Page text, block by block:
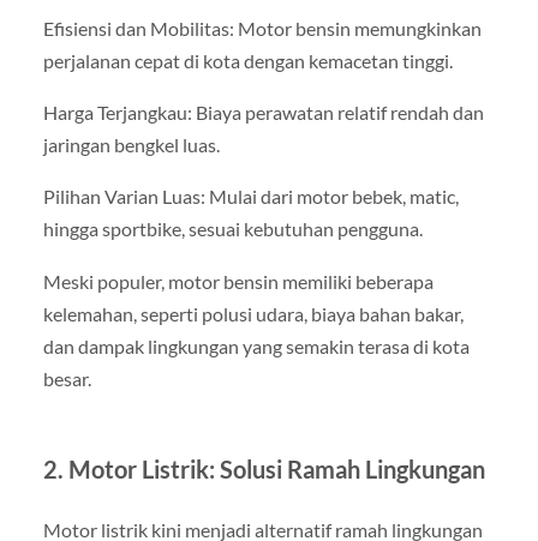
Efisiensi dan Mobilitas: Motor bensin memungkinkan
perjalanan cepat di kota dengan kemacetan tinggi.
Harga Terjangkau: Biaya perawatan relatif rendah dan
jaringan bengkel luas.
Pilihan Varian Luas: Mulai dari motor bebek, matic,
hingga sportbike, sesuai kebutuhan pengguna.
Meski populer, motor bensin memiliki beberapa
kelemahan, seperti polusi udara, biaya bahan bakar,
dan dampak lingkungan yang semakin terasa di kota
besar.
2. Motor Listrik: Solusi Ramah Lingkungan
Motor listrik kini menjadi alternatif ramah lingkungan